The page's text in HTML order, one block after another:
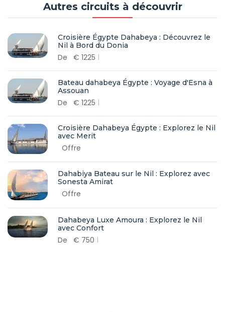
Autres circuits à découvrir
Croisière Égypte Dahabeya : Découvrez le
Nil à Bord du Donia
De € 1225
Bateau dahabeya Égypte : Voyage d'Esna à
Assouan
De € 1225
Croisière Dahabeya Égypte : Explorez le Nil
avec Merit
Offre
Dahabiya Bateau sur le Nil : Explorez avec
Sonesta Amirat
Offre
Dahabeya Luxe Amoura : Explorez le Nil
avec Confort
De € 750